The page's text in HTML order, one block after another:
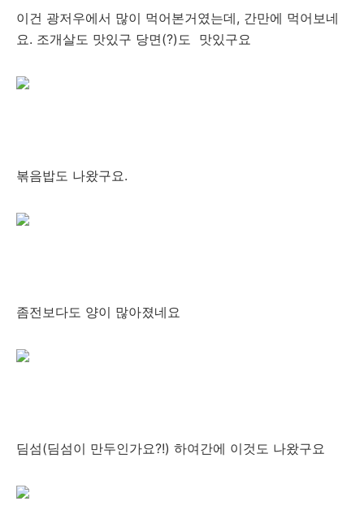
이건 광저우에서 많이 먹어본거였는데, 간만에 먹어보네
요. 조개살도 맛있구 당면(?)도 맛있구요
볶음밥도 나왔구요.
좀전보다도 양이 많아졌네요
딤섬(딤섬이 만두인가요?!) 하여간에 이것도 나왔구요